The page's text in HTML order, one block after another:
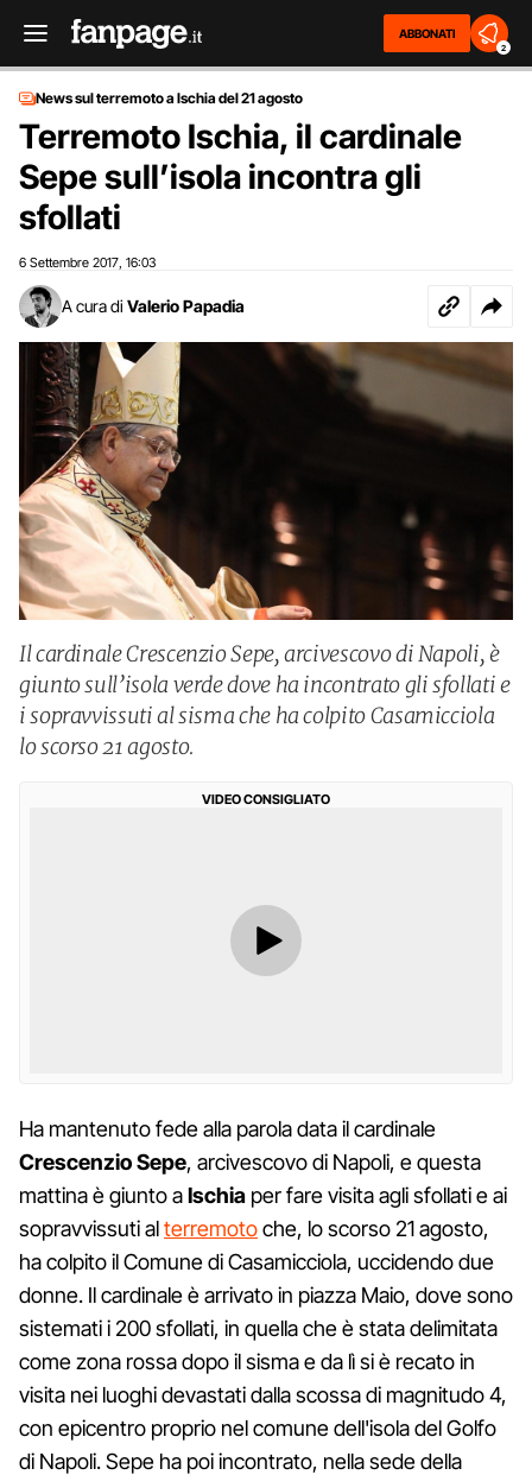
ABBONATI
2
News sul terremoto a Ischia del 21 agosto
Terremoto Ischia, il cardinale
Sepe sull’isola incontra gli
sfollati
6 Settembre 2017 16:03
A cura di Valerio Papadia
Il cardinale Crescenzio Sepe, arcivescovo di Napoli, è
giunto sull’isola verde dove ha incontrato gli sfollati e
i sopravvissuti al sisma che ha colpito Casamicciola
lo scorso 21 agosto.
VIDEO CONSIGLIATO
Ha mantenuto fede alla parola data il cardinale
Crescenzio Sepe, arcivescovo di Napoli, e questa
mattina è giunto aIschia per fare visita agli sfollati e ai
sopravvissuti alterremotoche, lo scorso 21 agosto,
ha colpito il Comune di Casamicciola, uccidendo due
donne. Il cardinale è arrivato in piazza Maio, dove sono
sistemati i 200 sfollati, in quella che è stata delimitata
come zona rossa dopo il sisma e da lì si è recato in
visita nei luoghi devastati dalla scossa di magnitudo 4,
con epicentro proprio nel comune dell'isola del Golfo
di Napoli. Sepe ha poi incontrato, nella sede della